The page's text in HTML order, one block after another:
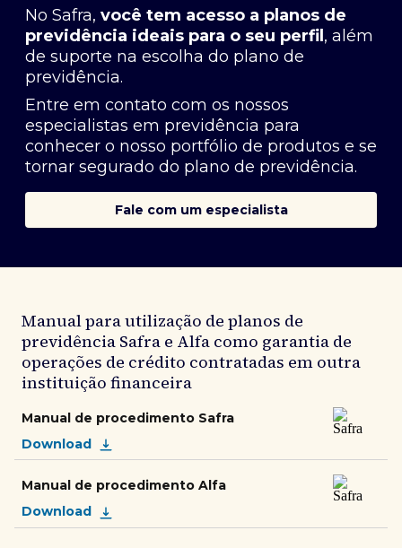
No Safra, você tem acesso a planos de
previdência ideais para o seu perfil , além
de suporte na escolha do plano de
previdência.
Entre em contato com os nossos
especialistas em previdência para
conhecer o nosso portfólio de produtos e se
tornar segurado do plano de previdência.
Fale com um especialista
Manual para utilização de planos de
previdência Safra e Alfa como garantia de
operações de crédito contratadas em outra
instituição financeira
Manual de procedimento Safra
Download
Manual de procedimento Alfa
Download